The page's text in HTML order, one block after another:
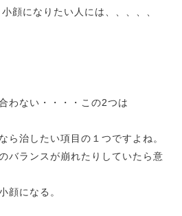
なりたい人には、、、、、
わない・・・・この2つは
ら治したい項目の１つですよね。
バランスが崩れたりしていたら意
顔になる。